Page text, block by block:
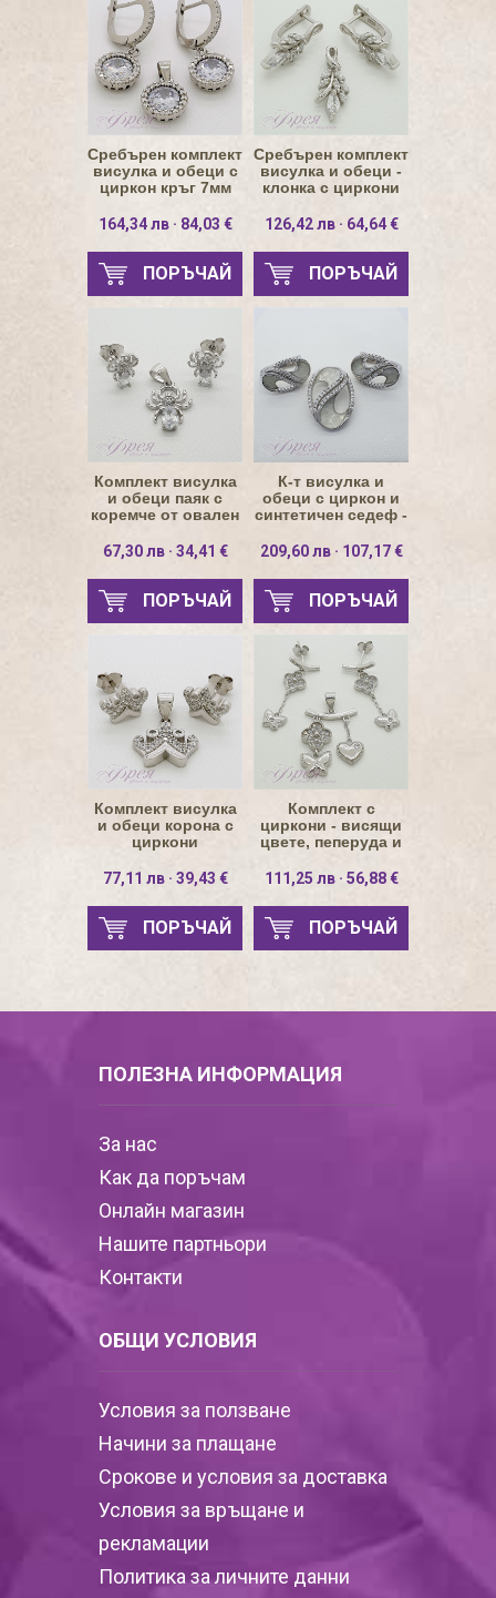
Сребърен комплект
висулка и обеци с
циркон кръг 7мм
164,34 лв · 84,03 €
ПОРЪЧАЙ
Сребърен комплект
висулка и обеци -
клонка с циркони
126,42 лв · 64,64 €
ПОРЪЧАЙ
Комплект висулка
и обеци паяк с
коремче от овален
67,30 лв · 34,41 €
ПОРЪЧАЙ
К-т висулка и
обеци с циркон и
синтетичен седеф -
209,60 лв · 107,17 €
ПОРЪЧАЙ
Комплект висулка
и обеци корона с
циркони
77,11 лв · 39,43 €
ПОРЪЧАЙ
Комплект с
циркони - висящи
цвете, пеперуда и
111,25 лв · 56,88 €
ПОРЪЧАЙ
ПОЛЕЗНА ИНФОРМАЦИЯ
За нас
Как да поръчам
Онлайн магазин
Нашите партньори
Контакти
ОБЩИ УСЛОВИЯ
Условия за ползване
Начини за плащане
Срокове и условия за доставка
Условия за връщане и
рекламации
Политика за личните данни